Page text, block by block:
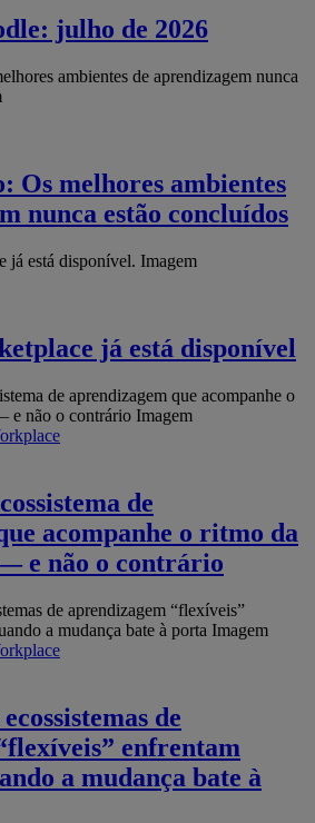
julho de 2026
Os melhores ambientes
nunca estão concluídos
já está disponível
de
acompanhe o ritmo da
e não o contrário
de
enfrentam
a mudança bate à